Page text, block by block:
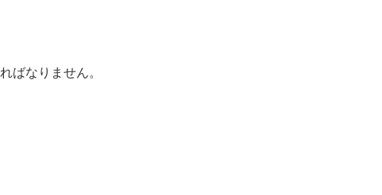
ばなりません。